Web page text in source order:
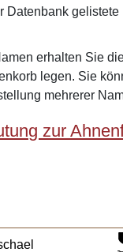
erhalten Sie
legen. Sie
mehrerer
zur